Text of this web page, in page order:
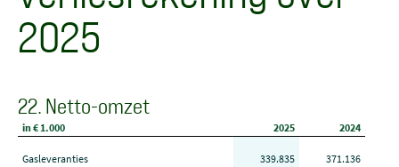
2025
22. Netto-omzet
in € 1.000 2025 2024
Gasleveranties 339.835
371.136